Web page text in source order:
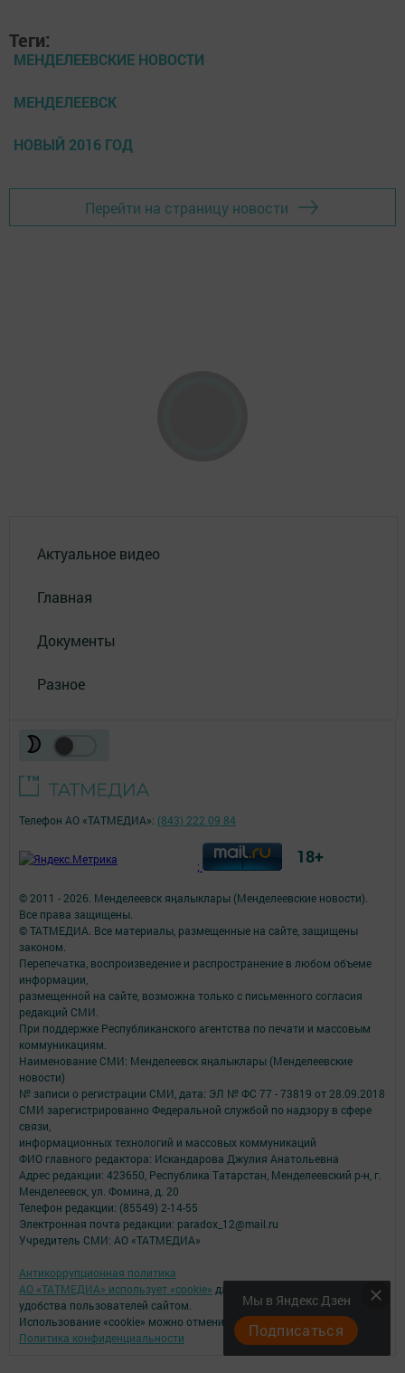
Теги:
МЕНДЕЛЕЕВСКИЕ НОВОСТИ
МЕНДЕЛЕЕВСК
НОВЫЙ 2016 ГОД
Перейти на страницу новости
Актуальное видео
Главная
Документы
Разное
Мы в Яндекс Дзен
Подписаться
© 2011 - 2026. Менделеевск яӊалыклары (Менделеевские новости).
Все права защищены.
© ТАТМЕДИА. Все материалы, размещенные на сайте, защищены
законом.
Перепечатка, воспроизведение и распространение в любом объеме
информации,
размещенной на сайте, возможна только с письменного согласия
редакций СМИ.
При поддержке Республиканского агентства по печати и массовым
коммуникациям.
Наименование СМИ: Менделеевск яӊалыклары (Менделеевские
новости)
№ записи о регистрации СМИ, дата: ЭЛ № ФС 77 - 73819 от 28.09.2018
СМИ зарегистрированно Федеральной службой по надзору в сфере
связи,
информационных технологий и массовых коммуникаций
ФИО главного редактора: Искандарова Джулия Анатольевна
Адрес редакции: 423650, Республика Татарстан, Менделеевский р-н, г.
Менделеевск, ул. Фомина, д. 20
Телефон редакции: (85549) 2-14-55
Электронная почта редакции: paradox_12@mail.ru
Учредитель СМИ: АО «ТАТМЕДИА»
Антикоррупционная политика
АО «ТАТМЕДИА» использует «cookie» для персонализации сервисов и
удобства пользователей сайтом.
Использование «cookie» можно отменить в настройках браузера.
Политика конфиденциальности
Телефон АО «ТАТМЕДИА»: (843) 222 09 84
; 18+